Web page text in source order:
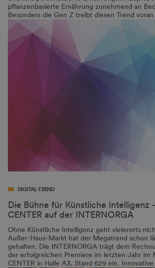
pflanzenbasierte Ernährung zunehmend an
Besonders die Gen Z treibt diesen Trend
DIGITAL-TREND
Die Bühne für Künstliche Intelligenz
CENTER auf der INTERNORGA
Ohne Künstliche Intelligenz geht vielerorts
Außer-Haus-Markt hat der Megatrend schon
gehalten. Die INTERNORGA trägt dem
der erfolgreichen Premiere im letzten Jahr im
CENTER in Halle A3, Stand 629 ein.